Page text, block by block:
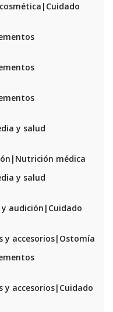
y salud
médica
y salud
y audición|Cuidado
y accesorios|Ostomía
y accesorios|Cuidado